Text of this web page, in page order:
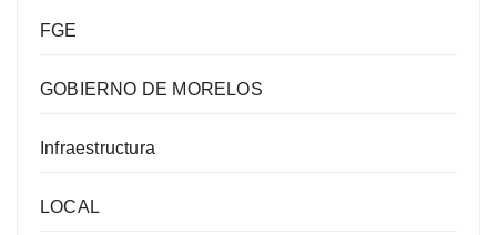
FGE
GOBIERNO DE MORELOS
Infraestructura
LOCAL